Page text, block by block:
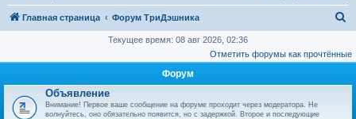
Главная страница Форум ТриДэшника
и
Текущее время: 08 авг 2026, 02:36
Отметить форумы как прочтённые
Форум
Объявление
Внимание! Первое ваше сообщение на форуме проходит через модератора. Не
волнуйтесь, оно обязательно появится, но с задержкой. Второе и последующие